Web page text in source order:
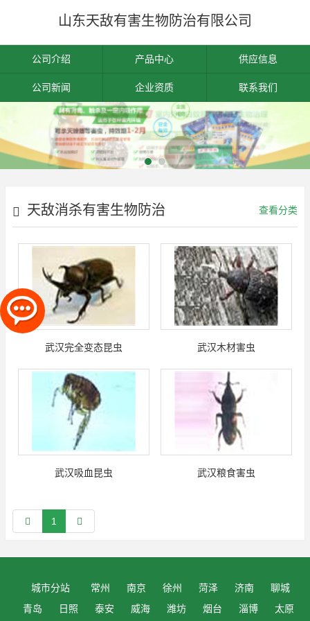
山东天敌有害生物防治有限公司
公司介绍 产品中心 供应信息
公司新闻 企业资质 联系我们
天敌消杀有害生物防治 查看分类
武汉完全变态昆虫 武汉木材害虫
武汉吸血昆虫 武汉粮食害虫
1
城市分站 常州 南京 徐州 菏泽 济南
聊城
青岛
日照 泰安 威海 潍坊 烟台 淄博 太原